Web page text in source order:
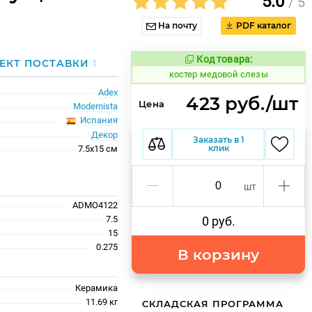
На почту PDF каталог
ПОСТАВКИ1
Adex
Modernista
Испания
Декор
7.5x15 см
ADMO4122
7.5
15
0.275
Керамика
11.69 кг
Код товара:
803846 Код товара:
костер медовой слезы
Цена 423 руб./шт
Заказать в 1
клик
шт
0 руб.
В корзину
СКЛАДСКАЯ ПРОГРАММА